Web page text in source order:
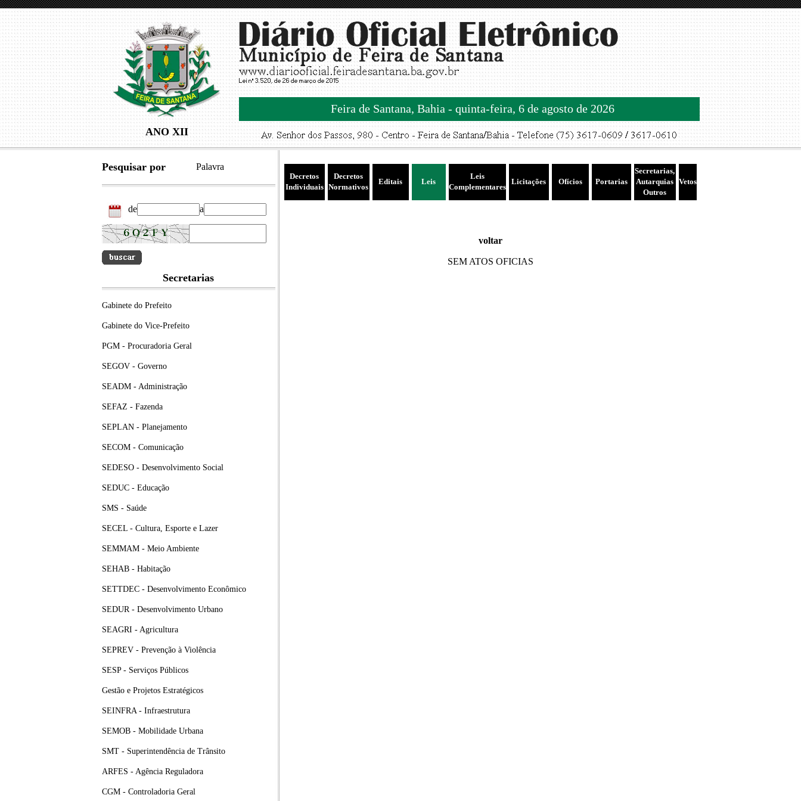
ANO XII
Feira de Santana, Bahia - quinta-feira, 6 de agosto de 2026
Pesquisar por Palavra
de a
Secretarias
Gabinete do Prefeito
Gabinete do Vice-Prefeito
PGM - Procuradoria Geral
SEGOV - Governo
SEADM - Administração
SEFAZ - Fazenda
SEPLAN - Planejamento
SECOM - Comunicação
SEDESO - Desenvolvimento Social
SEDUC - Educação
SMS - Saúde
SECEL - Cultura, Esporte e Lazer
SEMMAM - Meio Ambiente
SEHAB - Habitação
SETTDEC - Desenvolvimento Econômico
SEDUR - Desenvolvimento Urbano
SEAGRI - Agricultura
SEPREV - Prevenção à Violência
SESP - Serviços Públicos
Gestão e Projetos Estratégicos
SEINFRA - Infraestrutura
SEMOB - Mobilidade Urbana
SMT - Superintendência de Trânsito
ARFES - Agência Reguladora
CGM - Controladoria Geral
Decretos
Individuais
Decretos
Normativos
Editais Leis
Leis
Complementares
Licitações Ofícios Portarias
Secretarias,
Autarquias
Outros
Vetos
voltar
SEM ATOS OFICIAS